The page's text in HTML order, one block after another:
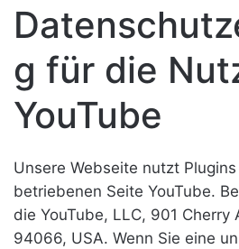
g für die
YouTube
Unsere Webseite nutzt
betriebenen Seite YouTube.
die YouTube, LLC, 901 Cherry
94066, USA. Wenn Sie eine